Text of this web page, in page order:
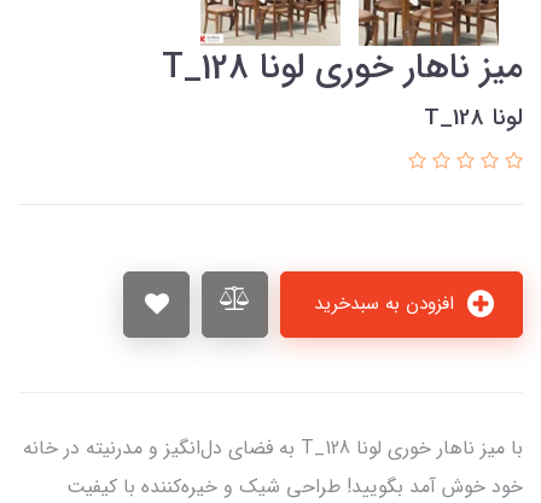
میز ناهار خوری لونا T_128
لونا T_128
با میز ناهار خوری لونا T_128 به فضای دل‌انگیز و مدرنیته در خانه
خود خوش آمد بگویید! طراحی شیک و خیره‌کننده با کیفیت